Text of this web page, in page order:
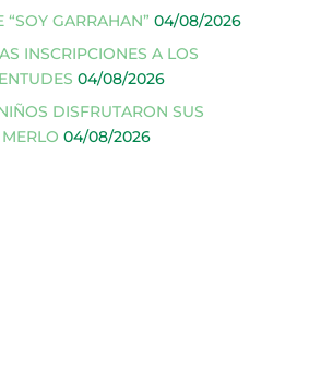
GARRAHAN” 04/08/2026
INSCRIPCIONES A LOS
04/08/2026
DISFRUTARON SUS
04/08/2026